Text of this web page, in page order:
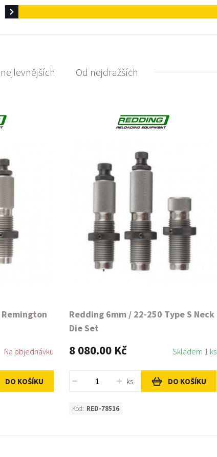
Od nejdražších
Na objednávku
DO KOŠÍKU
Redding 6mm / 22-250 Type S Neck
Die Set
8 080.00 Kč Skladem 1 ks
ks DO KOŠÍKU
Kód: RED-78516